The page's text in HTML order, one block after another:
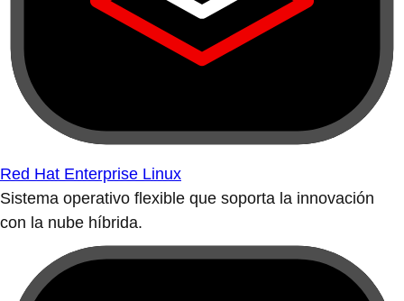
Red Hat Enterprise Linux
Sistema operativo flexible que soporta la innovación
con la nube híbrida.